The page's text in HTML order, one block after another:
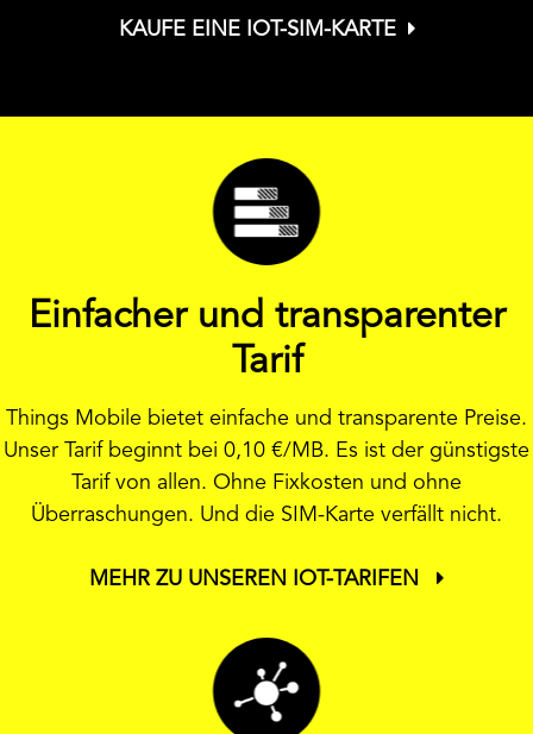
KAUFE EINE IOT-SIM-KARTE
Einfacher und transparenter
Tarif
Things Mobile bietet einfache und transparente Preise.
Unser Tarif beginnt bei 0,10 €/MB. Es ist der günstigste
Tarif von allen. Ohne Fixkosten und ohne
Überraschungen. Und die SIM-Karte verfällt nicht.
MEHR ZU UNSEREN IOT-TARIFEN